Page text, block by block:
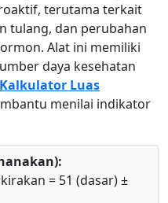
terutama terkait
tulang, dan perubahan
Alat ini memiliki
daya kesehatan
Kalkulator Luas
menilai indikator
= 51 (dasar) ±